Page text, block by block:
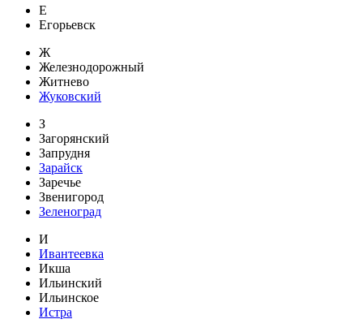
Е
Егорьевск
Ж
Железнодорожный
Житнево
Жуковский
З
Загорянский
Запрудня
Зарайск
Заречье
Звенигород
Зеленоград
И
Ивантеевка
Икша
Ильинский
Ильинское
Истра